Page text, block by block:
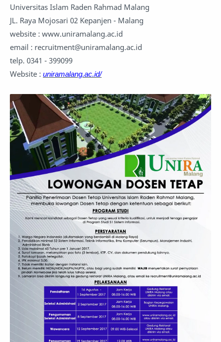
Universitas Islam Raden Rahmad Malang
JL. Raya Mojosari 02 Kepanjen - Malang
website : www.uniramalang.ac.id
email : recruitment@uniramalang.ac.id
telp. 0341 - 399099
Website : uniramalang.ac.id/